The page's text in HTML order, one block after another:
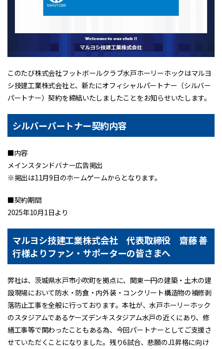
このたび株式会社フットボールクラブ水戸ホーリーホックはマルヨ
シ技建工業株式会社と、新たにオフィシャルパートナー（シルバー
パートナー）契約を締結いたしましたことをお知らせいたします。
シルバーパートナー契約内容
■内容
メインスタンドバナー広告掲出
※掲出は11月9日のホームゲームからとなります。
■契約期間
2025年10月1日より
マルヨシ技建工業株式会社 代表取締役 齋藤 善
行様よりファン・サポーターの皆さまへ
弊社は、茨城県水戸市小吹町を拠点に、関東一円の建築・土木の建
設現場において防水・防食・内外装・コンクリート構造物の補修剥
落防止工事を全般に行っております。本社が、水戸ホーリーホック
のスタジアムであるケーズデンキスタジアム水戸の近くにあり、修
繕工事等で関わったこともある為、今回パートナーとしてご支援さ
せていただくことになりました。残り6試合、悲願のJ1昇格に向け